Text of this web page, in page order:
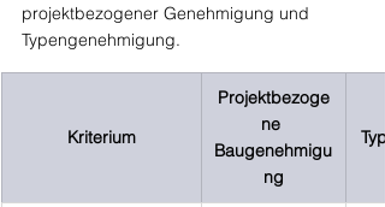
projektbezogener Genehmigung und
Typengenehmigung.
Kriterium
Projektbezoge
ne
Baugenehmigu
ng